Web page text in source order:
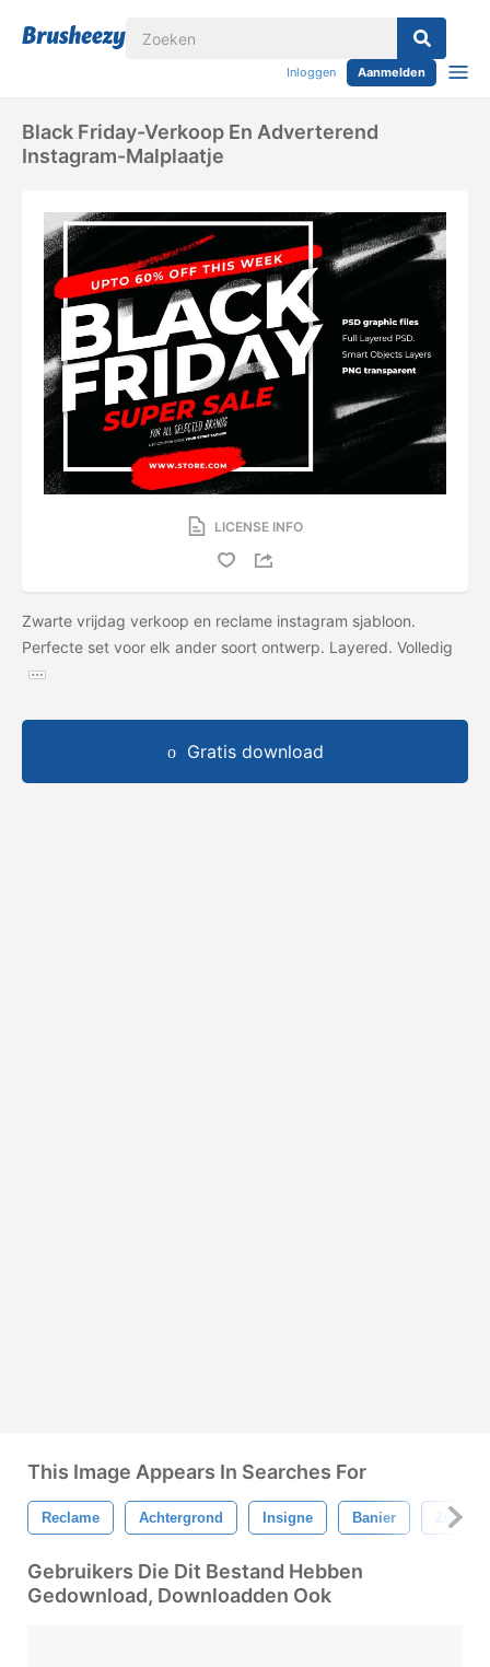
Inloggen Aanmelden
Black Friday-Verkoop En Adverterend
Instagram-Malplaatje
LICENSE INFO
Zwarte vrijdag verkoop en reclame instagram sjabloon.
Perfecte set voor elk ander soort ontwerp. Layered. Volledig
Gratis download
This Image Appears In Searches For
Reclame Achtergrond Insigne Banier Zwart
Gebruikers Die Dit Bestand Hebben
Gedownload, Downloadden Ook